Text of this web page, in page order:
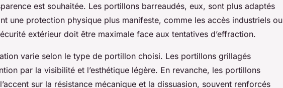
est souhaitée. Les portillons barreaudés, eux, sont plus adaptés
une protection physique plus manifeste, comme les accès industriels ou
extérieur doit être maximale face aux tentatives d’effraction.
varie selon le type de portillon choisi. Les portillons grillagés
par la visibilité et l’esthétique légère. En revanche, les portillons
sur la résistance mécanique et la dissuasion, souvent renforcés